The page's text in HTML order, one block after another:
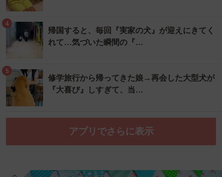
4
帰国すると、毎回『実家の犬』が迎えにきてく
れて…気づいた瞬間の『…
5
修学旅行から帰ってきた娘→再会した大型犬が
『大喜び』しすぎて、当…
アプリでさらに表示